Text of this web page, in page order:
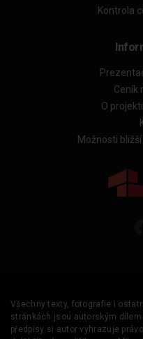
Kontrola
Ceník
O
Možnosti
Všechny texty, fotografie i
stránkách jsou autorským
předpisy si autor vyhrazuje